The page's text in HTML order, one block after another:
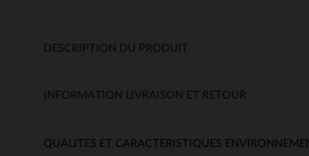
DESCRIPTION DU PRODUIT
INFORMATION LIVRAISON ET RETOUR
QUALITES ET CARACTERISTIQUES